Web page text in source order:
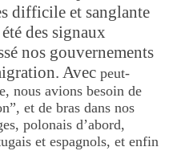
difficile et sanglante
des signaux
nos gouvernements
Avecpeut-
nous avions besoin de
et de bras dans nos
polonais d’abord,
et espagnols, et enfin